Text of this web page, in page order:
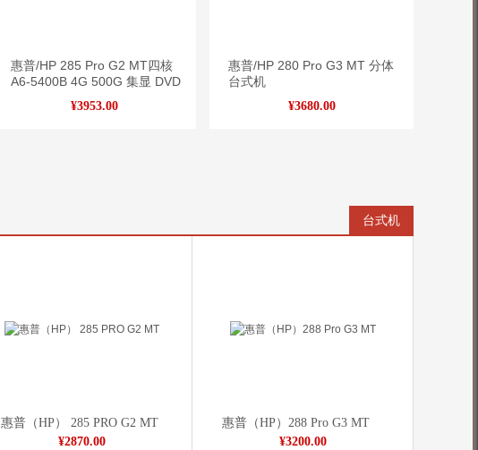
惠普/HP 285 Pro G2 MT四核
A6-5400B 4G 500G 集显 DVD
¥3953.00
惠普/HP 280 Pro G3 MT 分体
台式机
¥3680.00
台式机
惠普（HP） 285 PRO G2 MT
¥2870.00
惠普（HP）288 Pro G3 MT
¥3200.00